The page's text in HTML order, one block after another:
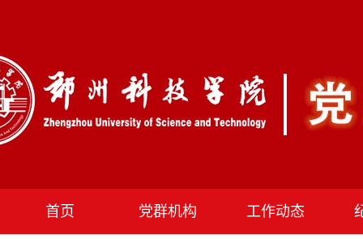
首页 党群机构 工作动态